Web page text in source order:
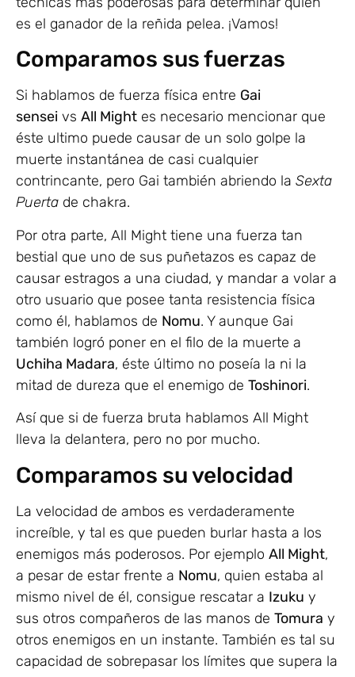
es el ganador de la reñida pelea. ¡Vamos!
Comparamos sus fuerzas
Si hablamos de fuerza física entre Gai
sensei vs All Might es necesario mencionar que
éste ultimo puede causar de un solo golpe la
muerte instantánea de casi cualquier
contrincante, pero Gai también abriendo la Sexta
Puerta de chakra.
Por otra parte, All Might tiene una fuerza tan
bestial que uno de sus puñetazos es capaz de
causar estragos a una ciudad, y mandar a volar a
otro usuario que posee tanta resistencia física
como él, hablamos de Nomu. Y aunque Gai
también logró poner en el filo de la muerte a
Uchiha Madara, éste último no poseía la ni la
mitad de dureza que el enemigo de Toshinori.
Así que si de fuerza bruta hablamos All Might
lleva la delantera, pero no por mucho.
Comparamos su velocidad
La velocidad de ambos es verdaderamente
increíble, y tal es que pueden burlar hasta a los
enemigos más poderosos. Por ejemplo All Might,
a pesar de estar frente a Nomu, quien estaba al
mismo nivel de él, consigue rescatar a Izuku y
sus otros compañeros de las manos de Tomura y
otros enemigos en un instante. También es tal su
capacidad de sobrepasar los límites que supera la